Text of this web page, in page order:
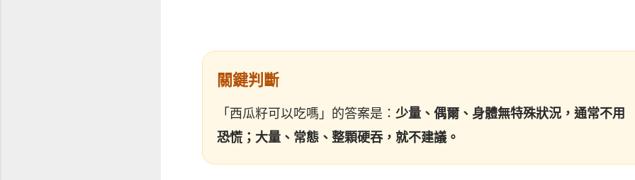
關鍵判斷
「西瓜籽可以吃嗎」的答案是： 少量、偶爾、身體無特殊狀況，通常不用
恐慌；大量、常態、整顆硬吞，就不建議。